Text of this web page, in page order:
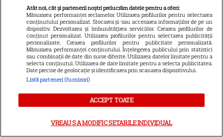
7
Rider din Universul Marvel.
Anunțul făcut la Comic-Con i-
a entuziasmat pe fani
DISNEY PLUS
„Diavolul se îmbracă de la
Prada 2” s-a lansat pe Disney+.
Meryl Streep și Anne
Hathaway revin la revista
Runway
Atât noi, cât și partenerii noștri prelucrăm datele pentru a oferi:
Măsurarea performanței reclamelor. Utilizarea profilurilor pentru selectarea
conținutului personalizat. Stocarea și/sau accesarea informațiilor de pe un
dispozitiv. Dezvoltarea și îmbunătățirea serviciilor. Crearea profilurilor de
conținut personalizat. Utilizarea profilurilor pentru selectarea publicității
personalizate. Crearea profilurilor pentru publicitate personalizată.
Măsurarea performanței conținutului. Înțelegerea publicului prin statistici
sau combinații de date din surse diferite. Utilizarea datelor limitate pentru a
selecta conținutul. Utilizarea de date limitate pentru a selecta publicitatea.
Date precise de geolocație și identificarea prin scanarea dispozitivului.
Listă parteneri (furnizori)
ACCEPT TOATE
VREAU SA MODIFIC SETARILE INDIVIDUAL